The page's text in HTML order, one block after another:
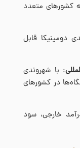
کشورهای متعدد
دومینیکا قابل
: با شهروندی
در کشورهای
خارجی، سود